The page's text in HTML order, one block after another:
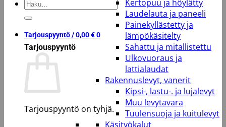
Etsi:
Tarjouspyyntö /0,00€0
Tarjouspyyntö
Tarjouspyyntö on tyhjä.
Kertopuu ja höylätty
Laudelauta ja paneeli
Painekyllästetty ja
lämpökäsitelty
Sahattu ja mitallistettu
Ulkovuoraus ja
lattialaudat
Rakennuslevyt, vanerit
Kipsi-, lastu-. ja lujalevyt
Muu levytavara
Tuulensuoja ja kuitulevyt
Käsityökalut